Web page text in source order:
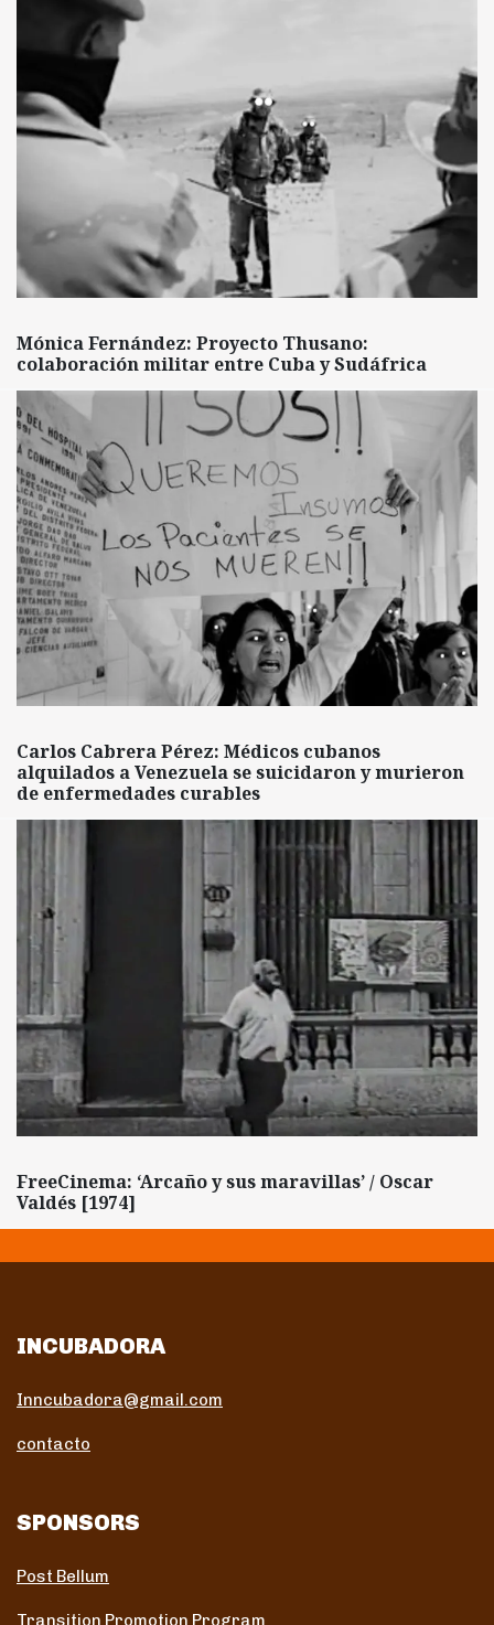
Mónica Fernández: Proyecto Thusano:
colaboración militar entre Cuba y Sudáfrica
Carlos Cabrera Pérez: Médicos cubanos
alquilados a Venezuela se suicidaron y murieron
de enfermedades curables
FreeCinema: ‘Arcaño y sus maravillas’ / Oscar
Valdés [1974]
INCUBADORA
Inncubadora@gmail.com
contacto
SPONSORS
Post Bellum
Transition Promotion Program